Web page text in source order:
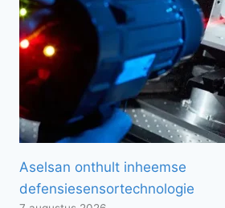
Aselsan onthult inheemse
defensiesensortechnologie